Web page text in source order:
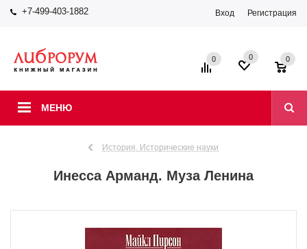
+7-499-403-1882 Вход Регистрация
МЕНЮ
0 0 0
История. Исторические науки
Инесса Арманд. Муза Ленина